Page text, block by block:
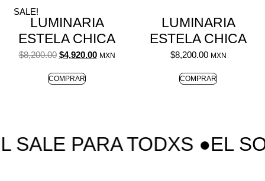
SALE!
LUMINARIA
ESTELA CHICA
$8,200.00 $4,920.00 MXN
COMPRAR
LUMINARIA
ESTELA CHICA
$8,200.00 MXN
COMPRAR
SALE PARA TODXS ●EL